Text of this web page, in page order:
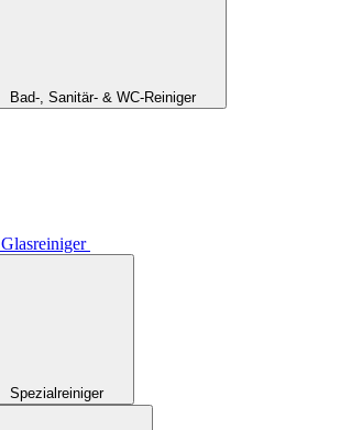
Bad-, Sanitär- & WC-Reiniger
Glasreiniger
Spezialreiniger